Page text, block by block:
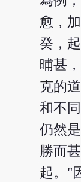
愈，
癸，
晡甚
克的
和不
仍然
勝而
起。"